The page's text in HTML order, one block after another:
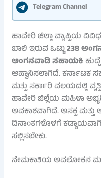
Telegram Channel
ಹಾವೇರಿ ಜಿಲ್ಲಾ ವ್ಯಾಪ್ತಿಯ
ಖಾಲಿ ಇರುವ ಒಟ್ಟು238
ಅಂಗನವಾಡಿ ಸಹಾಯಕಿ
ಆಹ್ವಾನಿಸಲಾಗಿದೆ. ಕರ್ನಾಟಕ
ಮತ್ತು ಸರ್ಕಾರಿ ವಲಯದಲ್ಲಿ
ಹಾವೇರಿ ಜಿಲ್ಲೆಯ ಮಹಿಳಾ
ಅವಕಾಶವಾಗಿದೆ. ಆಸಕ್ತ
ದಿನಾಂಕಗಳೊಳಗೆ
ಸಲ್ಲಿಸಬೇಕು.
ನೇಮಕಾತಿಯ ಅವಲೋಕನ